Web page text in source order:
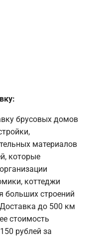
брусовых домов
материалов
которые
коттеджи
больших строений
до 500 км
стоимость
рублей за